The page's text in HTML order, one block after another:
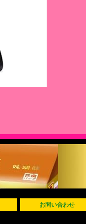
お問い合わせ